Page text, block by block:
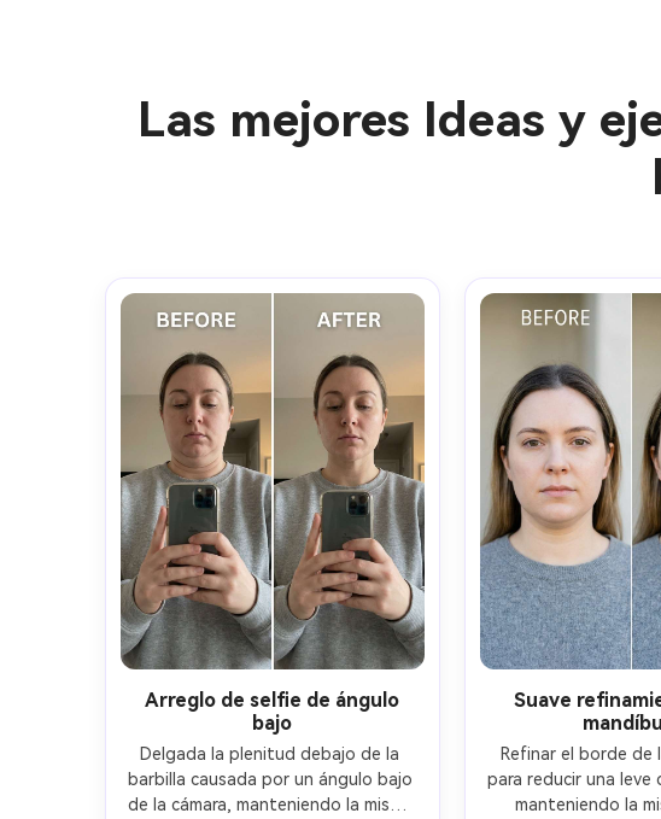
Las mejores Ideas y
Arreglo de selfie de ángulo
bajo
Delgada la plenitud debajo de la
barbilla causada por un ángulo bajo
de la cámara, manteniendo la misma
Suave
Refinar el borde de
para reducir una leve
manteniendo la